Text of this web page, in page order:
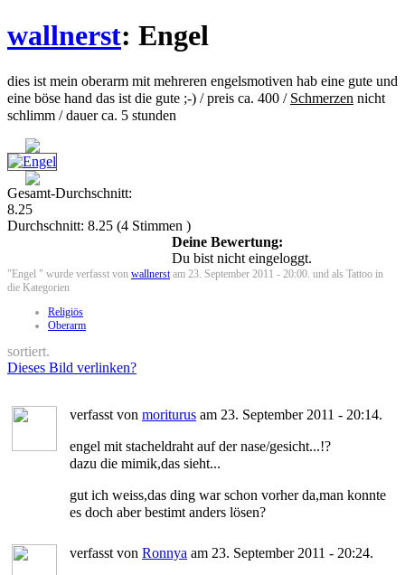
wallnerst: Engel
dies ist mein oberarm mit mehreren engelsmotiven hab eine gute und
eine böse hand das ist die gute ;-) / preis ca. 400 / Schmerzen nicht
schlimm / dauer ca. 5 stunden
Gesamt-Durchschnitt:
8.25
Durchschnitt: 8.25 (4 Stimmen )
Deine Bewertung:
Du bist nicht eingeloggt.
"Engel " wurde verfasst von wallnerstam 23. September 2011 - 20:00. und als Tattoo in
die Kategorien
Religiös
Oberarm
sortiert.
Dieses Bild verlinken?
verfasst von moriturus am 23. September 2011 - 20:14.
engel mit stacheldraht auf der nase/gesicht...!?
dazu die mimik,das sieht...
gut ich weiss,das ding war schon vorher da,man konnte
es doch aber bestimt anders lösen?
verfasst von Ronnya am 23. September 2011 - 20:24.